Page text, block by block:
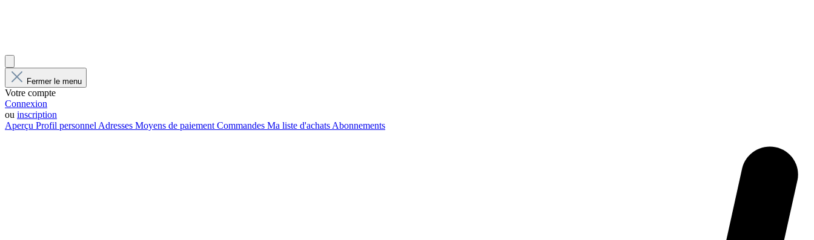
Fermer le menu
Votre compte
Connexion
ou inscription
Aperçu Profil personnelAdresses Moyens de paiementCommandes Ma liste d'achatsAbonnements